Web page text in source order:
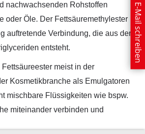
nachwachsenden Rohstoffen
oder Öle. Der Fettsäuremethylester
auftretende Verbindung, die aus der
entsteht.
meist in der
Kosmetikbranche als Emulgatoren
mischbare Flüssigkeiten wie bspw.
miteinander verbinden und
E-Mail schreiben